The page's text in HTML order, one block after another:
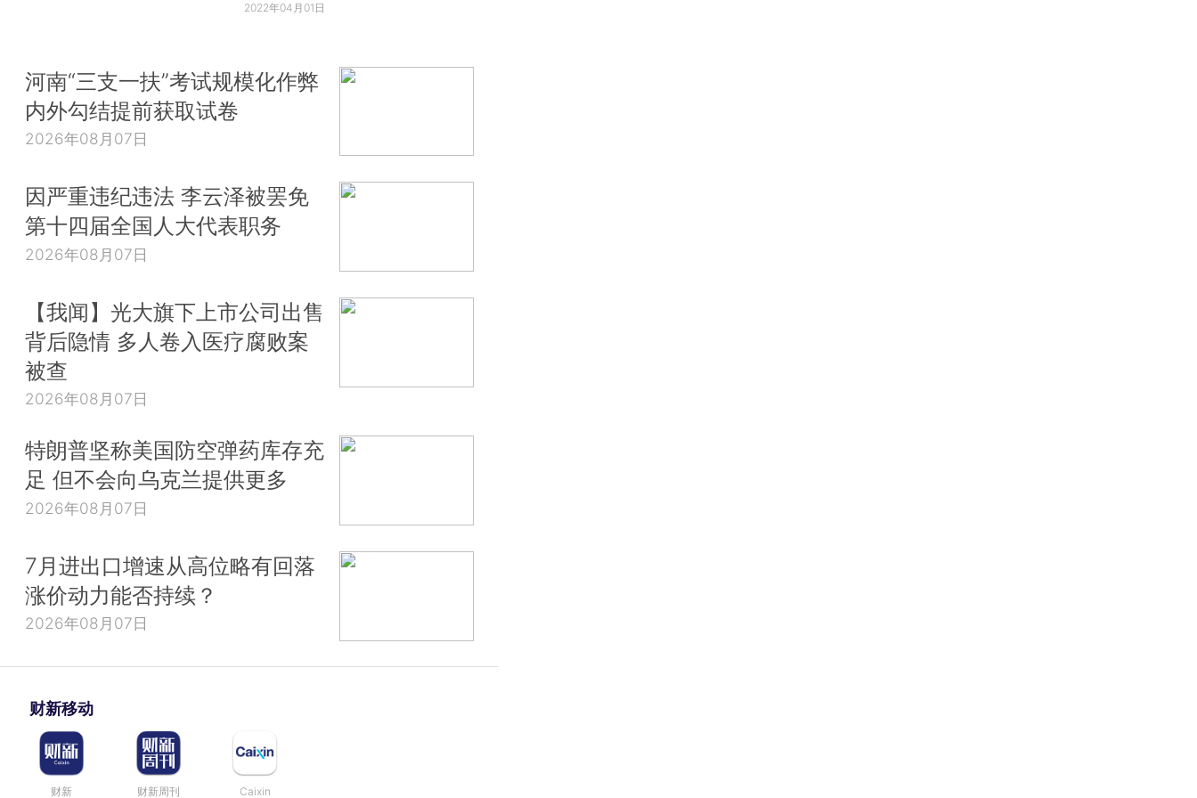
2022年04月01日
河南“三支一扶”考试规模化作弊
内外勾结提前获取试卷
2026年08月07日
因严重违纪违法 李云泽被罢免
第十四届全国人大代表职务
2026年08月07日
【我闻】光大旗下上市公司出售
背后隐情 多人卷入医疗腐败案
被查
2026年08月07日
特朗普坚称美国防空弹药库存充
足 但不会向乌克兰提供更多
2026年08月07日
7月进出口增速从高位略有回落
涨价动力能否持续？
2026年08月07日
财新移动
财新 财新周刊 Caixin